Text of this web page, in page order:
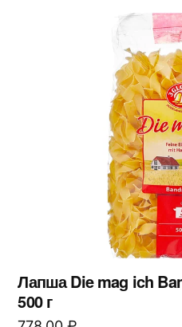
Лапша Die mag ich
500 г